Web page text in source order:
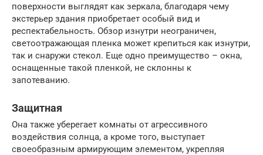
поверхности выглядят как зеркала, благодаря чему
экстерьер здания приобретает особый вид и
респектабельность. Обзор изнутри неограничен,
светоотражающая пленка может крепиться как изнутри,
так и снаружи стекол. Еще одно преимущество – окна,
оснащенные такой пленкой, не склонны к
запотеванию.
Защитная
Она также уберегает комнаты от агрессивного
воздействия солнца, а кроме того, выступает
своеобразным армирующим элементом, укрепляя